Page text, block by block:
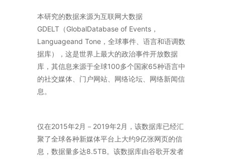
本研究的数据来源为互联网大数据
GDELT（GlobalDatabase of Events，
Languageand Tone，全球事件、语言和语调数
据库），这是世界上最大的政治事件开放数据
库，其信息来源于全球100多个国家65种语言中
的社交媒体、门户网站、网络论坛、网络新闻信
息。
仅在2015年2月－2019年2月，该数据库已经汇
聚了全球各种新媒体平台上大约9亿张网页的信
息，数据量多达8.5TB。该数据库由谷歌开发者